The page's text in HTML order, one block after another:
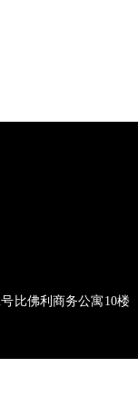
比佛利商务公寓10楼